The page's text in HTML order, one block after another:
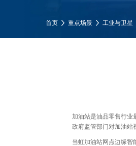
首页 重点场景 工业与卫星
加油站是油品零售行业
政府监管部门对加油站
当虹加油站网点边缘智